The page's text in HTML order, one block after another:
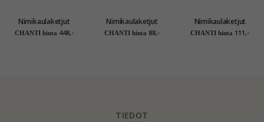
Nimikaulaketjut
riipus 9 karaatin
CHANTI hinta 448,-
Nimikaulaketjut
riipus hopeaa - My
CHANTI hinta 88,-
Nimikaulaketjut
riipus kullattu hopea
CHANTI hinta 111,-
TIEDOT